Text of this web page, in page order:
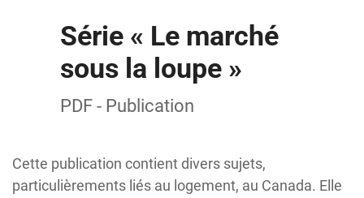
Série « Le marché
sous la loupe »
PDF - Publication
Cette publication contient divers sujets,
particulièrements liés au logement, au Canada. Elle